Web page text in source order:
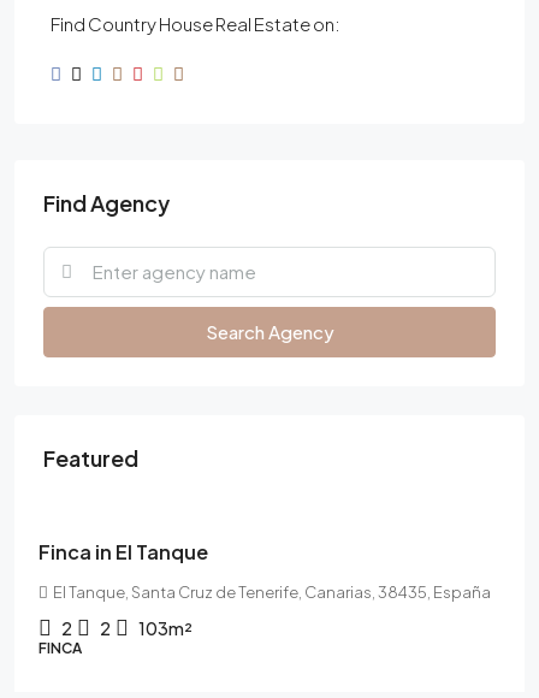
Find Country House Real Estate on:
Find Agency
Search Agency
Featured
Finca in El Tanque
El Tanque, Santa Cruz de Tenerife, Canarias, 38435, España
2 2 103m²
FINCA